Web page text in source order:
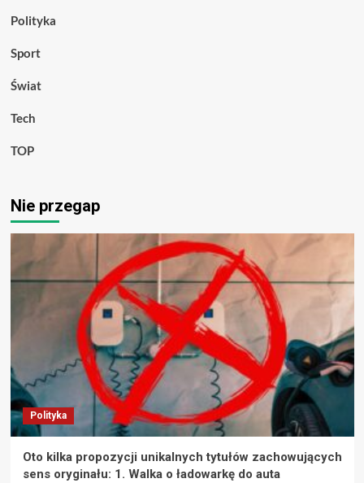
Polityka
Sport
Świat
Tech
TOP
Nie przegap
Polityka
Oto kilka propozycji unikalnych tytułów zachowujących
sens oryginału: 1. Walka o ładowarkę do auta